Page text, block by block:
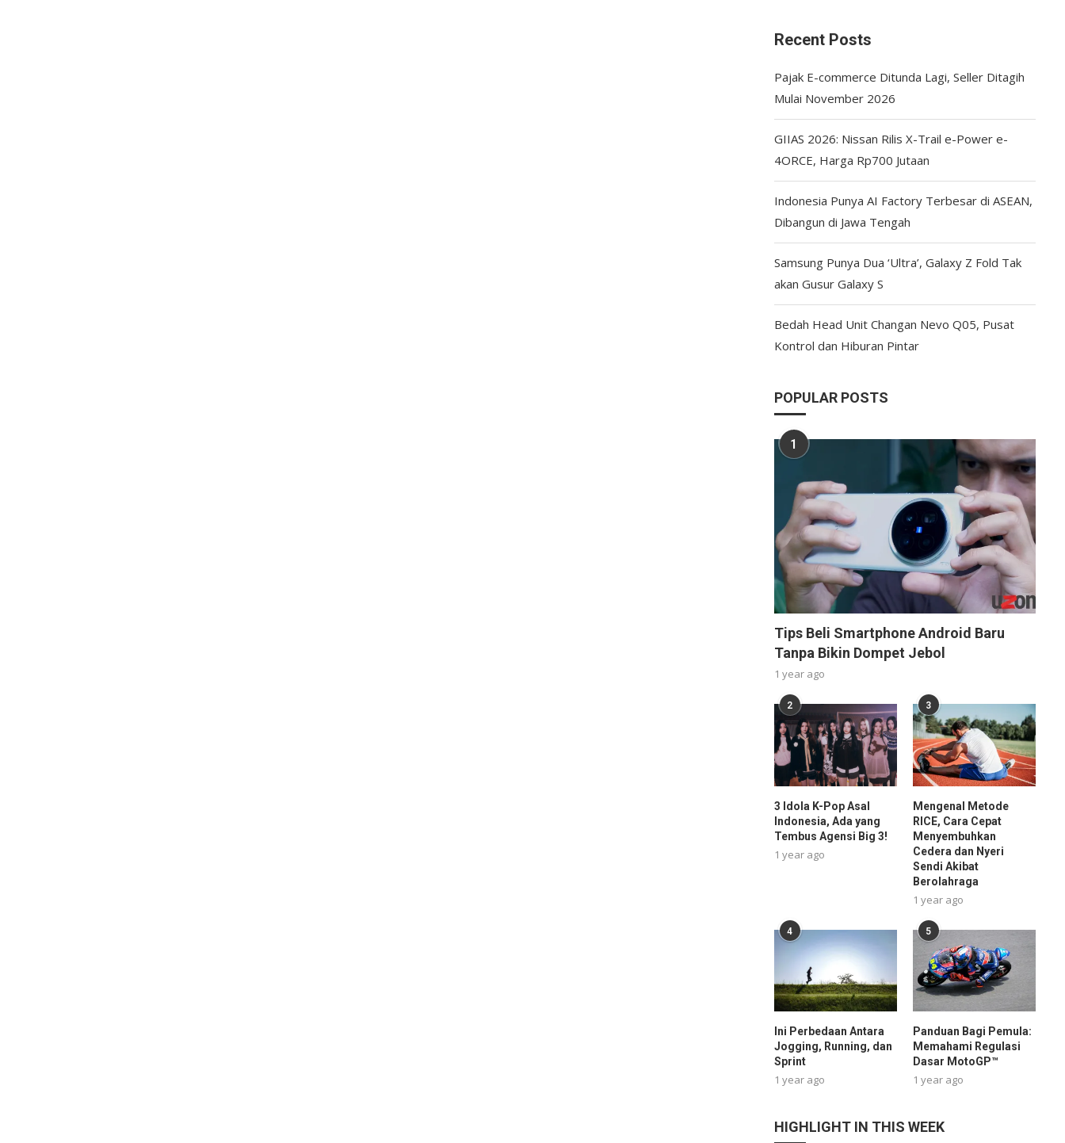
Recent Posts
Pajak E-commerce Ditunda Lagi, Seller Ditagih
Mulai November 2026
GIIAS 2026: Nissan Rilis X-Trail e-Power e-
4ORCE, Harga Rp700 Jutaan
Indonesia Punya AI Factory Terbesar di ASEAN,
Dibangun di Jawa Tengah
Samsung Punya Dua ‘Ultra’, Galaxy Z Fold Tak
akan Gusur Galaxy S
Bedah Head Unit Changan Nevo Q05, Pusat
Kontrol dan Hiburan Pintar
POPULAR POSTS
1
Tips Beli Smartphone Android Baru
Tanpa Bikin Dompet Jebol
1 year ago
2
3 Idola K-Pop Asal
Indonesia, Ada yang
Tembus Agensi Big 3!
1 year ago
3
Mengenal Metode
RICE, Cara Cepat
Menyembuhkan
Cedera dan Nyeri
Sendi Akibat
Berolahraga
1 year ago
4
Ini Perbedaan Antara
Jogging, Running, dan
Sprint
1 year ago
5
Panduan Bagi Pemula:
Memahami Regulasi
Dasar MotoGP™
1 year ago
HIGHLIGHT IN THIS WEEK